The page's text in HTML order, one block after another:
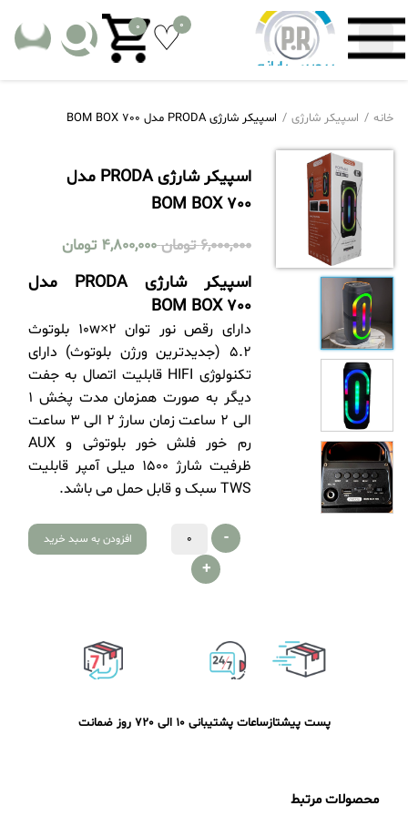
0
0
خانه اسپیکر شارژی اسپیکر شارژی PRODA مدل BOM BOX 700
اسپیکر شارژی PRODA مدل
BOM BOX 700
6,000,000 تومان 4,800,000 تومان
اسپیکر شارژی PRODA مدل
BOM BOX 700
دارای رقص نور توان 10w×2 بلوتوث
5.2 (جدیدترین ورژن بلوتوث) دارای
تکنولوژی HIFI قابلیت اتصال به جفت
دیگر به صورت همزمان مدت پخش 1
الی 2 ساعت زمان سارژ 2 الی 3 ساعت
رم خور فلش خور بلوتوثی و AUX
ظرفیت شارژ 1500 میلی آمپر قابلیت
TWS سبک و قابل حمل می باشد.
-
+
افزودن به سبد خرید
پست پیشتازساعات پشتیبانی 10 الی 20 7 روز ضمانت
محصولات مرتبط